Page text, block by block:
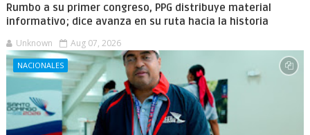
Rumbo a su primer congreso, PPG distribuye material
informativo; dice avanza en su ruta hacia la historia
Unknown Aug 07, 2026
NACIONALES